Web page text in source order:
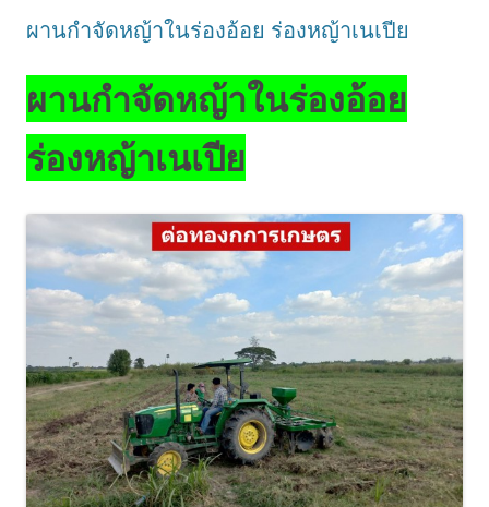
ผานกำจัดหญ้าในร่องอ้อย ร่องหญ้าเนเปีย
ผานกำจัดหญ้าในร่องอ้อย
ร่องหญ้าเนเปีย